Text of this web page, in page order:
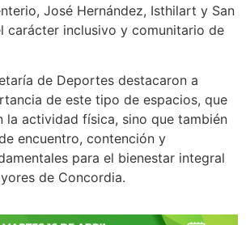
José Hernández, Isthilart y San
carácter inclusivo y comunitario de
de Deportes destacaron a
de este tipo de espacios, que
la actividad física, sino que también
encuentro, contención y
para el bienestar integral
de Concordia.